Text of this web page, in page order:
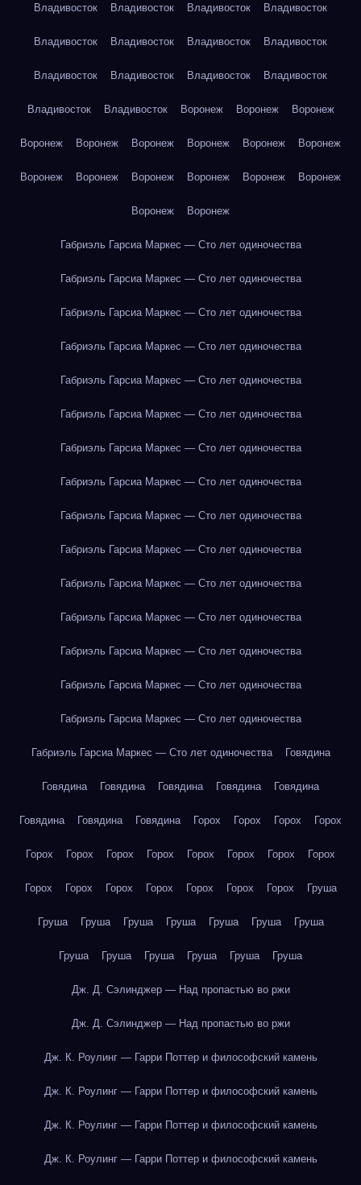
Владивосток Владивосток Владивосток Владивосток
Владивосток Владивосток Владивосток Владивосток
Владивосток Владивосток Владивосток Владивосток
Владивосток Владивосток Воронеж Воронеж Воронеж
Воронеж Воронеж Воронеж Воронеж Воронеж Воронеж
Воронеж Воронеж Воронеж Воронеж Воронеж Воронеж
Воронеж Воронеж
Габриэль Гарсиа Маркес — Сто лет одиночества
Габриэль Гарсиа Маркес — Сто лет одиночества
Габриэль Гарсиа Маркес — Сто лет одиночества
Габриэль Гарсиа Маркес — Сто лет одиночества
Габриэль Гарсиа Маркес — Сто лет одиночества
Габриэль Гарсиа Маркес — Сто лет одиночества
Габриэль Гарсиа Маркес — Сто лет одиночества
Габриэль Гарсиа Маркес — Сто лет одиночества
Габриэль Гарсиа Маркес — Сто лет одиночества
Габриэль Гарсиа Маркес — Сто лет одиночества
Габриэль Гарсиа Маркес — Сто лет одиночества
Габриэль Гарсиа Маркес — Сто лет одиночества
Габриэль Гарсиа Маркес — Сто лет одиночества
Габриэль Гарсиа Маркес — Сто лет одиночества
Габриэль Гарсиа Маркес — Сто лет одиночества
Габриэль Гарсиа Маркес — Сто лет одиночества Говядина
Говядина Говядина Говядина Говядина Говядина
Говядина Говядина Говядина Горох Горох Горох Горох
Горох Горох Горох Горох Горох Горох Горох Горох
Горох Горох Горох Горох Горох Горох Горох Груша
Груша Груша Груша Груша Груша Груша Груша
Груша Груша Груша Груша Груша Груша
Дж. Д. Сэлинджер — Над пропастью во ржи
Дж. Д. Сэлинджер — Над пропастью во ржи
Дж. К. Роулинг — Гарри Поттер и философский камень
Дж. К. Роулинг — Гарри Поттер и философский камень
Дж. К. Роулинг — Гарри Поттер и философский камень
Дж. К. Роулинг — Гарри Поттер и философский камень